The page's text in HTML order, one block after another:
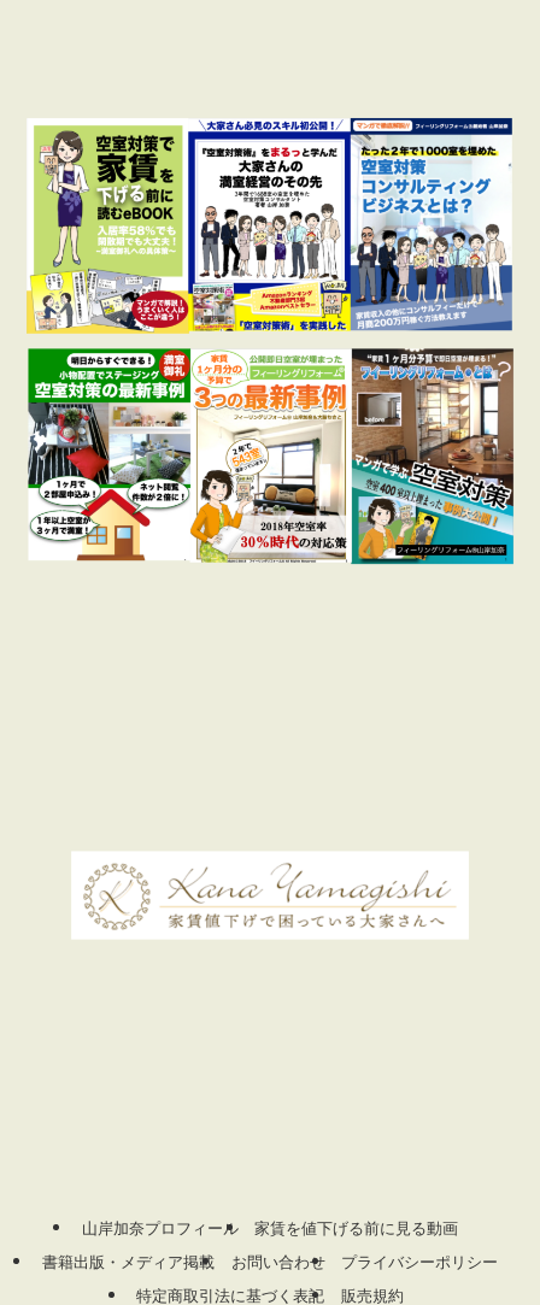
山岸加奈プロフィール
家賃を値下げる前に見る動画
書籍出版・メディア掲載
お問い合わせ
プライバシーポリシー
特定商取引法に基づく表記
販売規約